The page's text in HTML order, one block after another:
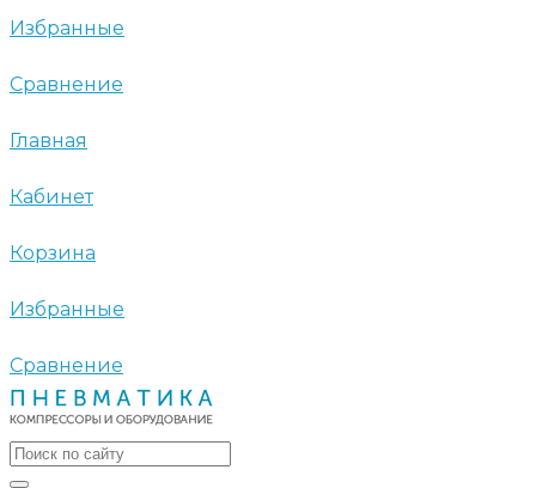
Избранные
Сравнение
Главная
Кабинет
Корзина
Избранные
Сравнение